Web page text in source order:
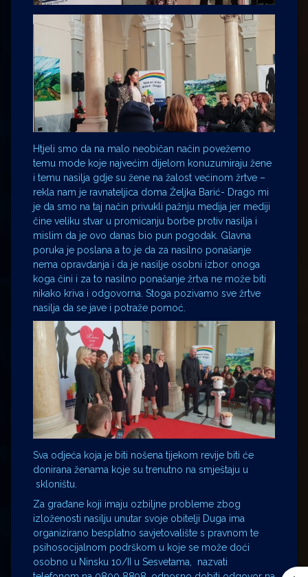
Htjeli smo da na malo neobičan način povežemo
temu mode koje najvećim dijelom konuzumiraju žene
i temu nasilja gdje su žene na žalost većinom žrtve –
rekla nam je ravnateljica doma Željka Barić- Drago mi
je da smo na taj način privukli pažnju medija jer mediji
čine veliku stvar u promicanju borbe protiv nasilja i
mislim da je ovo danas bio pun pogodak. Glavna
poruka je poslana a to je da za nasilno ponašanje
nema opravdanja i da je nasilje osobni izbor onoga
koga čini i za to nasilno ponašanje žrtva ne može biti
nikako kriva i odgovorna. Stoga pozivamo sve žrtve
nasilja da se jave i potraže pomoć.
Sva odjeća koja je biti nošena tijekom revije biti će
donirana ženama koje su trenutno na smještaju u
skloništu.
Za građane koji imaju ozbiljne probleme zbog
izloženosti nasilju unutar svoje obitelji Duga ima
organizirano besplatno savjetovalište s pravnom te
psihosocijalnom podrškom u koje se može doći
osobno u Ninsku 10/II u Sesvetama, nazvati